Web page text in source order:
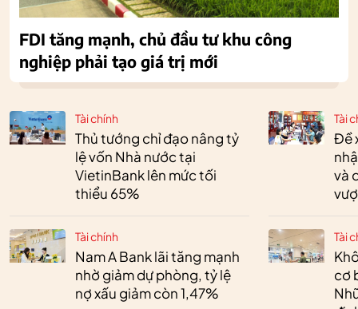
Tài chính
Thủ tướng chỉ đạo nâng tỷ
lệ vốn Nhà nước tại
VietinBank lên mức tối
thiểu 65%
Tài chính
Nam A Bank lãi tăng mạnh
nhờ giảm dự phòng, tỷ lệ
nợ xấu giảm còn 1,47%
Tài
Đề
và
Tài
cơ
FDI tăng mạnh, chủ đầu tư khu công
nghiệp phải tạo giá trị mới